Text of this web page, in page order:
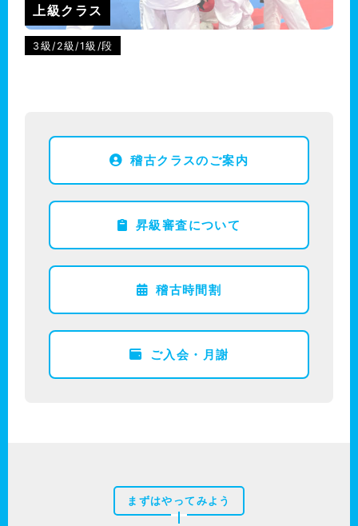
上級クラス
3級/2級/1級/段
稽古クラスのご案内
昇級審査について
稽古時間割
ご入会・月謝
まずはやってみよう